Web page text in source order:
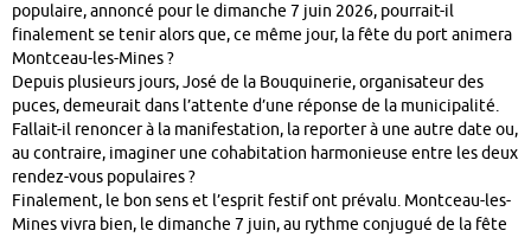
populaire, annoncé pour le dimanche 7 juin 2026, pourrait-il
finalement se tenir alors que, ce même jour, la fête du port animera
Montceau-les-Mines?
Depuis plusieurs jours, José de la Bouquinerie, organisateur des
puces, demeurait dans l’attente d’une réponse de la municipalité.
Fallait-il renoncer à la manifestation, la reporter à une autre date ou,
au contraire, imaginer une cohabitation harmonieuse entre les deux
rendez-vous populaires ?
Finalement, le bon sens et l’esprit festif ont prévalu. Montceau-les-
Minesvivra bien, le dimanche 7 juin, au rythme conjugué de la fête